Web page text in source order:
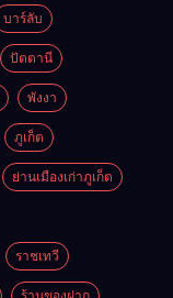
บาร์ลับ
ปัตตานี
พังงา
ภูเก็ต
ย่านเมืองเก่าภูเก็ต
ราชเทวี